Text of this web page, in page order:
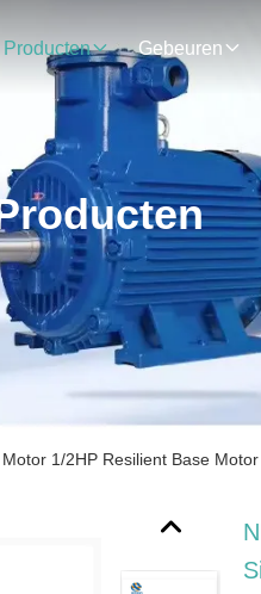
Producten Gebeuren
1/2HP Resilient Base Motor